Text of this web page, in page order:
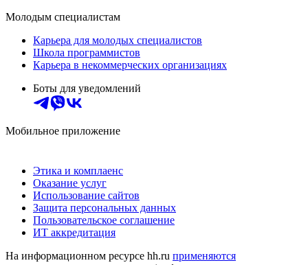
Молодым специалистам
Карьера для молодых специалистов
Школа программистов
Карьера в некоммерческих организациях
Боты для уведомлений
Мобильное приложение
Этика и комплаенс
Оказание услуг
Использование сайтов
Защита персональных данных
Пользовательское соглашение
ИТ аккредитация
На информационном ресурсе hh.ru применяются